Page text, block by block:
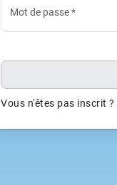
Mot de passe*
Vous n'êtes pas inscrit ?